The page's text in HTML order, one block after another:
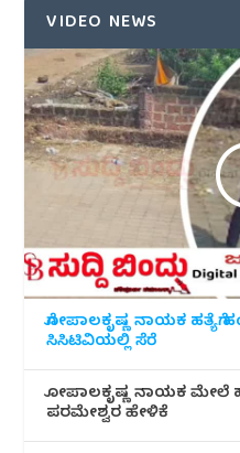
VIDEO NEWS
ಗೋಪಾಲಕೃಷ್ಣ ನಾಯಕ ಹತ್ಯೆಗೆ
ಸಿಸಿಟಿವಿಯಲ್ಲಿ ಸೆರೆ
ಗೋಪಾಲಕೃಷ್ಣ ನಾಯಕ ಮೇಲೆ
ಪರಮೇಶ್ವರ ಹೇಳಿಕೆ